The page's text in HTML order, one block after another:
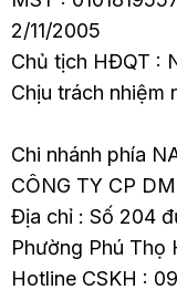
2/11/2005
Chủ tịch HĐQT :
Chịu trách nhiệm
Chi nhánh phía
CÔNG TY CP
Địa chỉ : Số 204
Phường Phú Thọ
Hotline CSKH :